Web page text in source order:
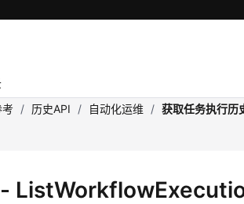
考 / 历史API / 自动化运维 / 获取任务执行历
-